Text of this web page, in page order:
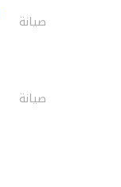
صيانة
صيانة